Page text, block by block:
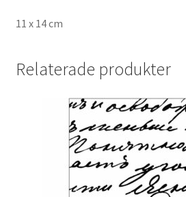
11 x 14 cm
Relaterade produkter